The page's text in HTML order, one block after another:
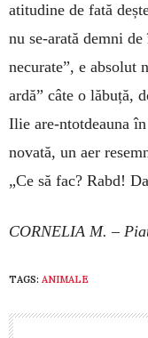
atitudine de fată
nu se-arată demni
necurate”, e absolut
ardă” câte o lă­buță,
Ilie are-ntot­deauna
novată, un aer
„Ce să fac? Rabd!
CORNELIA M. –
TAGS: ANIMALE